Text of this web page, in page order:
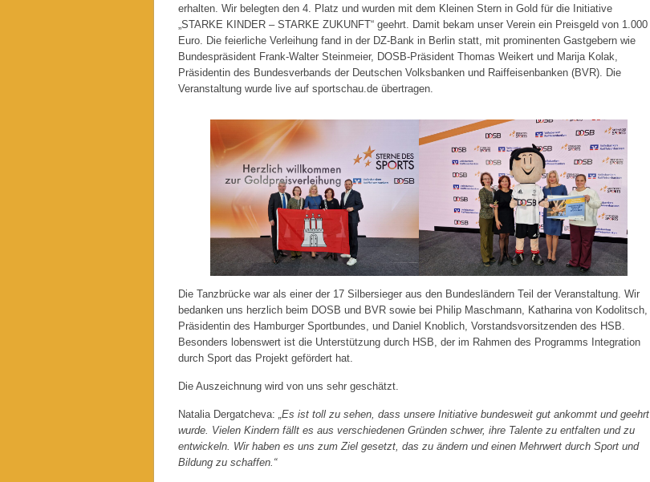
erhalten. Wir belegten den 4. Platz und wurden mit dem Kleinen Stern in Gold für die Initiative
„STARKE KINDER – STARKE ZUKUNFT“ geehrt. Damit bekam unser Verein ein Preisgeld von 1.000
Euro. Die feierliche Verleihung fand in der DZ-Bank in Berlin statt, mit prominenten Gastgebern wie
Bundespräsident Frank-Walter Steinmeier, DOSB-Präsident Thomas Weikert und Marija Kolak,
Präsidentin des Bundesverbands der Deutschen Volksbanken und Raiffeisenbanken (BVR). Die
Veranstaltung wurde live auf sportschau.de übertragen.
Die Tanzbrücke war als einer der 17 Silbersieger aus den Bundesländern Teil der Veranstaltung. Wir
bedanken uns herzlich beim DOSB und BVR sowie bei Philip Maschmann, Katharina von Kodolitsch,
Präsidentin des Hamburger Sportbundes, und Daniel Knoblich, Vorstandsvorsitzenden des HSB.
Besonders lobenswert ist die Unterstützung durch HSB, der im Rahmen des Programms Integration
durch Sport das Projekt gefördert hat.
Die Auszeichnung wird von uns sehr geschätzt.
Natalia Dergatcheva: „Es ist toll zu sehen, dass unsere Initiative bundesweit gut ankommt und geehrt
wurde. Vielen Kindern fällt es aus verschiedenen Gründen schwer, ihre Talente zu entfalten und zu
entwickeln. Wir haben es uns zum Ziel gesetzt, das zu ändern und einen Mehrwert durch Sport und
Bildung zu schaffen.“